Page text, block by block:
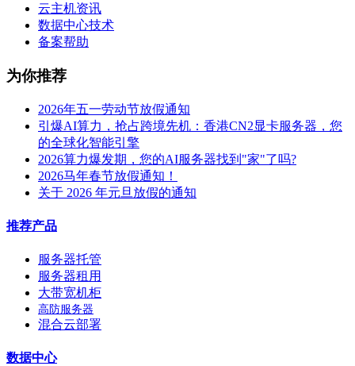
云主机资讯
数据中心技术
备案帮助
为你推荐
2026年五一劳动节放假通知
引爆AI算力，抢占跨境先机：香港CN2显卡服务器，您
的全球化智能引擎
2026算力爆发期，您的AI服务器找到"家"了吗?
2026马年春节放假通知！
关于 2026 年元旦放假的通知
推荐产品
服务器托管
服务器租用
大带宽机柜
高防服务器
混合云部署
数据中心